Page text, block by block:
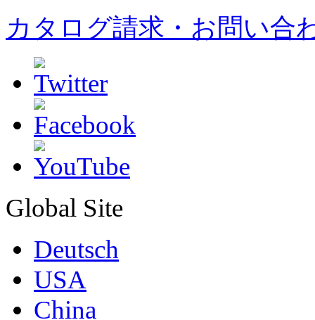
カタログ請求・お問い合
Global Site
Deutsch
USA
China